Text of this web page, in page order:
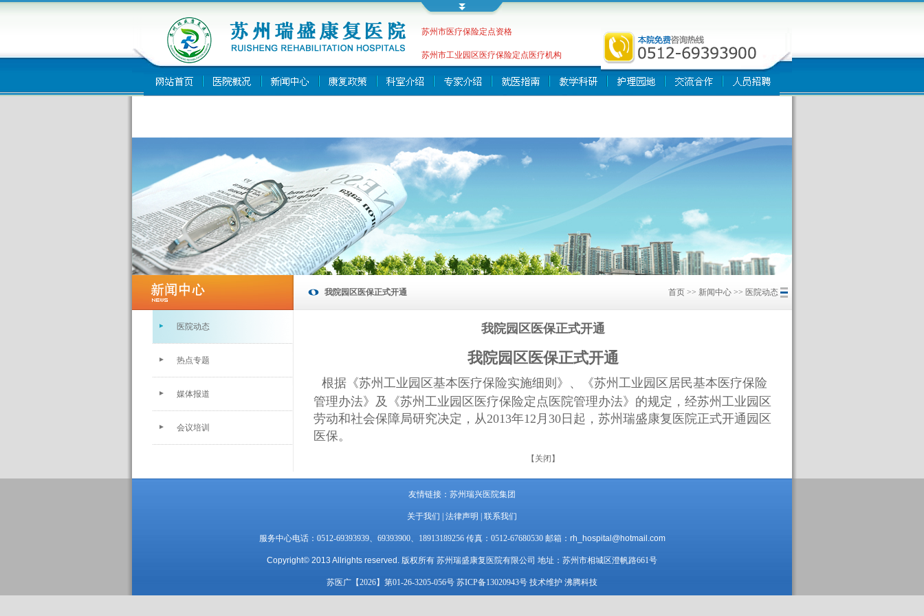
苏州市医疗保险定点资格
苏州市工业园区医疗保险定点医疗机构
医院动态
热点专题
媒体报道
会议培训
我院园区医保正式开通 首页 >> 新闻中心 >> 医院动态
我院园区医保正式开通
我院园区医保正式开通
根据《苏州工业园区基本医疗保险实施细则》、《苏州工业园区居民基本医疗保险
管理办法》及《苏州工业园区医疗保险定点医院管理办法》的规定，经苏州工业园区
劳动和社会保障局研究决定，从2013年12月30日起，苏州瑞盛康复医院正式开通园区
医保。
【关闭】
友情链接： 苏州瑞兴医院集团
关于我们 法律声明 联系我们
服务中心电话：0512-69393939、69393900、18913189256 传真：0512-67680530 邮箱： rh_hospital@hotmail.com
Copyright© 2013 Allrights reserved. 版权所有 苏州瑞盛康复医院有限公司 地址：苏州市相城区澄帆路661号
苏医广【2026】第01-26-3205-056号 苏ICP备13020943号 技术维护 沸腾科技